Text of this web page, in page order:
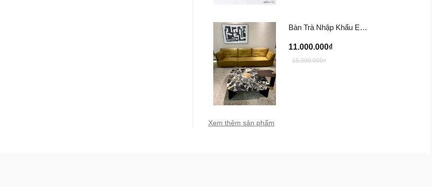
Bàn Trà Nhập Khẩu EUREKA Coffee Table
11.000.000₫
15.000.000₫
Xem thêm sản phẩm